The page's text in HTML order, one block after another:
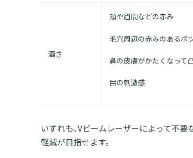
酒さ
頬や眉間などの赤み
毛穴周辺の赤みのあるポ
鼻の皮膚がかたくなって
目の刺激感
いずれも、Vビームレーザーによって不
軽減が目指せます。